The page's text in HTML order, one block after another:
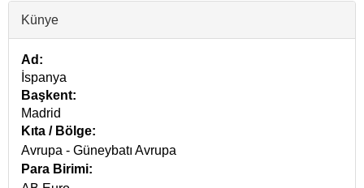
Künye
Ad:
İspanya
Başkent:
Madrid
Kıta / Bölge:
Avrupa - Güneybatı Avrupa
Para Birimi: